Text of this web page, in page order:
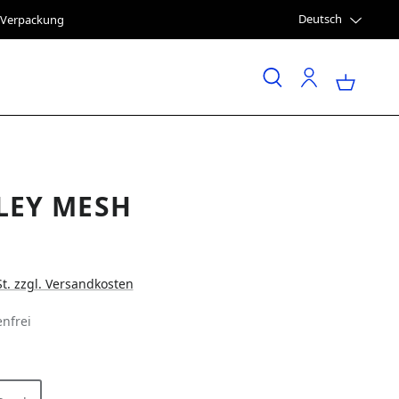
Deutsch
MESH
zzgl. Versandkosten